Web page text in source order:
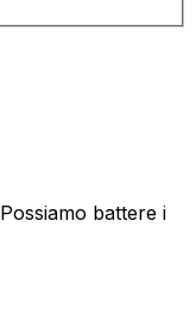
Possiamo battere i